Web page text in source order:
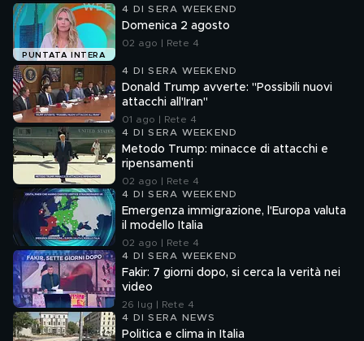
PUNTATA INTERA
4 DI SERA WEEKEND
Domenica 2 agosto
02 ago | Rete 4
4 DI SERA WEEKEND
Donald Trump avverte: "Possibili nuovi
attacchi all'Iran"
01 ago | Rete 4
4 DI SERA WEEKEND
Metodo Trump: minacce di attacchi e
ripensamenti
02 ago | Rete 4
4 DI SERA WEEKEND
Emergenza immigrazione, l'Europa valuta
il modello Italia
02 ago | Rete 4
4 DI SERA WEEKEND
Fakir: 7 giorni dopo, si cerca la verità nei
video
26 lug | Rete 4
4 DI SERA NEWS
Politica e clima in Italia